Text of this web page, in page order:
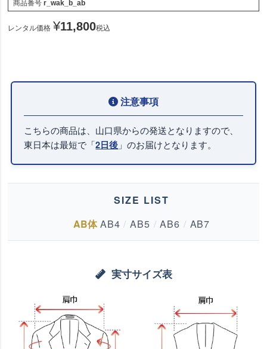
商品番号 r_wak_b_ab
レンタル価格 ¥11,800税込
こちらの商品は、山口県からの発送となりますので、
東日本は最短で「2日後 」のお届けとなります。
SIZE LIST
AB体 AB4 / AB5 / AB6 / AB7
実寸サイズ表